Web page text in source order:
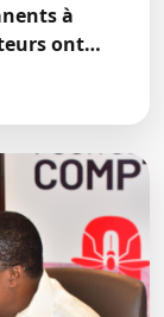
à